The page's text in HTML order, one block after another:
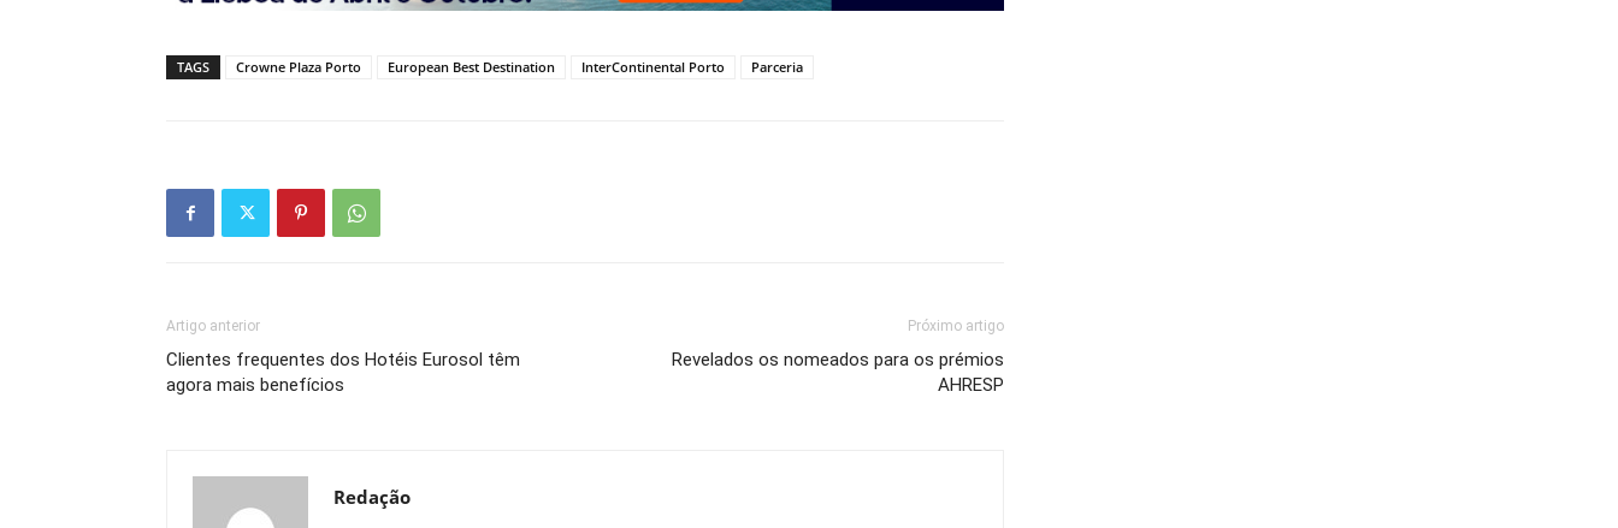
TAGS Crowne Plaza Porto European Best Destination InterContinental Porto Parceria
Artigo anterior
Clientes frequentes dos Hotéis Eurosol têm
agora mais benefícios
Próximo artigo
Revelados os nomeados para os prémios
AHRESP
Redação